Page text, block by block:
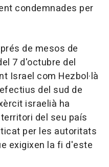
condemnades per
de mesos de
7 d'octubre del
Israel com Hezbol·là
del sud de
israelià ha
del seu país
per les autoritats
exigixen la fi d'este